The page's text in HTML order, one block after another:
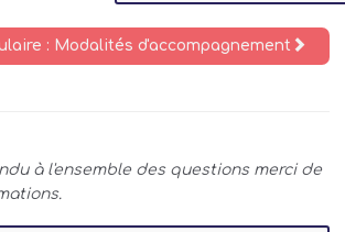
: Modalités d'accompagnement
à l'ensemble des questions merci de